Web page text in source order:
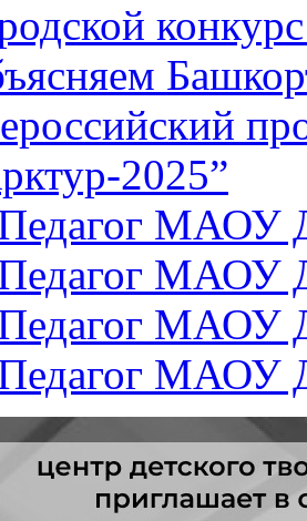
2025”
МАОУ
МАОУ
МАОУ
МАОУ